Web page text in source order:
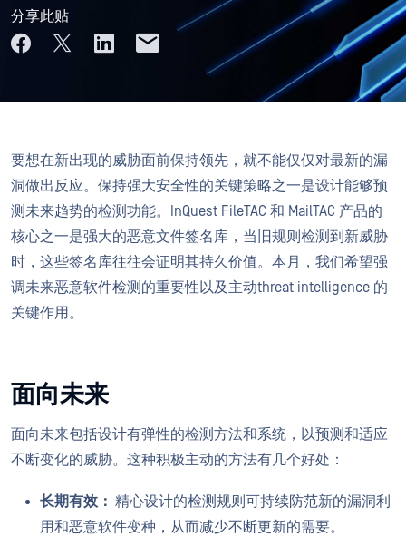
分享此贴
要想在新出现的威胁面前保持领先，就不能仅仅对最新的漏
洞做出反应。保持强大安全性的关键策略之一是设计能够预
测未来趋势的检测功能。InQuest FileTAC 和 MailTAC 产品的
核心之一是强大的恶意文件签名库，当旧规则检测到新威胁
时，这些签名库往往会证明其持久价值。本月，我们希望强
调未来恶意软件检测的重要性以及主动threat intelligence 的
关键作用。
面向未来
面向未来包括设计有弹性的检测方法和系统，以预测和适应
不断变化的威胁。这种积极主动的方法有几个好处：
长期有效： 精心设计的检测规则可持续防范新的漏洞利
用和恶意软件变种，从而减少不断更新的需要。